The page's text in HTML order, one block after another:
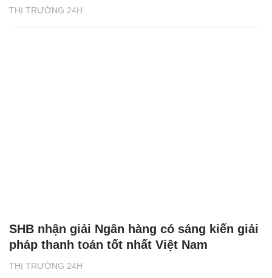
THỊ TRƯỜNG 24H
THỊ TRƯỜNG 24H
SHB nhận giải Ngân hàng có sáng kiến giải
pháp thanh toán tốt nhất Việt Nam